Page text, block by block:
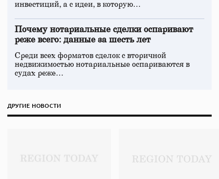
инвестиций, а с идеи, в которую…
Почему нотариальные сделки оспаривают
реже всего: данные за шесть лет
Среди всех форматов сделок с вторичной
недвижимостью нотариальные оспариваются в
судах реже…
ДРУГИЕ НОВОСТИ